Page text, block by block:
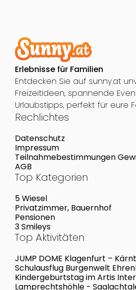
Erlebnisse für Familien
Entdecken Sie auf sunny.at
Freizeitideen, spannende
Urlaubstipps, perfekt für eure
Rechlichtes
Datenschutz
Impressum
Teilnahmebestimmungen
AGB
Top Kategorien
5 Wiesel
Privatzimmer, Bauernhof
Pensionen
3 Smileys
Top Aktivitäten
JUMP DOME Klagenfurt –
Trampolinpark
Schulausflug Burgenwelt
Kindergeburtstag im Artis
Lamprechtshöhle -